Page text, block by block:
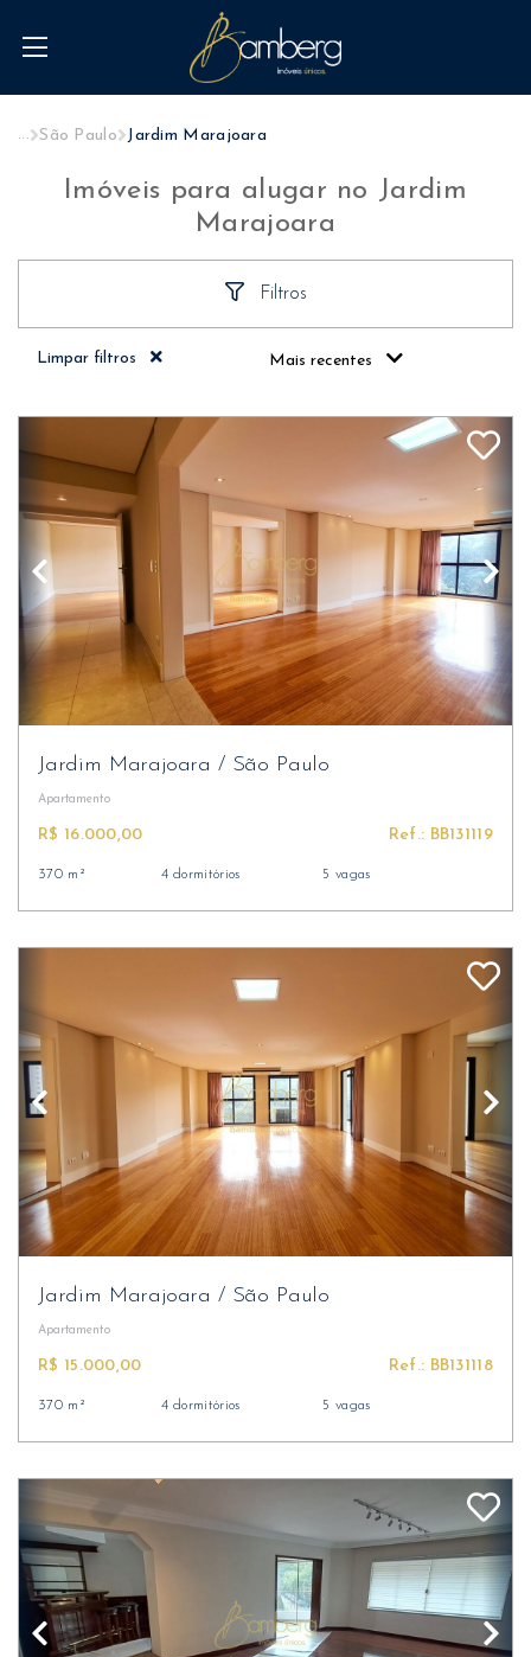
... São Paulo Jardim Marajoara
Imóveis para alugar no Jardim
Marajoara
Filtros
Limpar filtros Mais recentes
Jardim Marajoara / São Paulo
Apartamento
R$ 16.000,00 Ref.: BB131119
370 m² 4 dormitórios 5 vagas
Jardim Marajoara / São Paulo
Apartamento
R$ 15.000,00 Ref.: BB131118
370 m² 4 dormitórios 5 vagas